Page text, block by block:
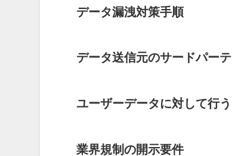
データ漏洩対策手順
データ送信元のサードパーテ
ユーザーデータに対して行
業界規制の開示要件